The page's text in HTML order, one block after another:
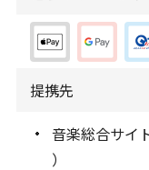
提携先
音楽総合サイ
）